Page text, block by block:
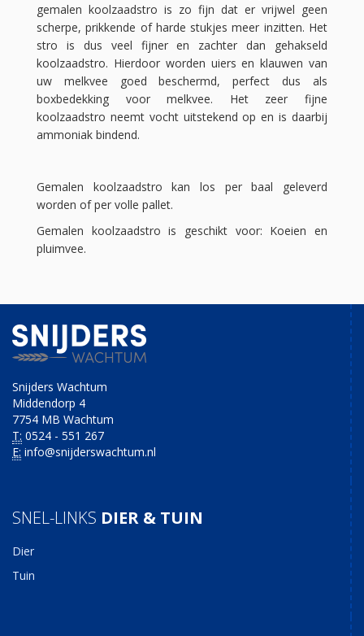
gemalen koolzaadstro is zo fijn dat er vrijwel geen
scherpe, prikkende of harde stukjes meer inzitten. Het
stro is dus veel fijner en zachter dan gehakseld
koolzaadstro. Hierdoor worden uiers en klauwen van
uw melkvee goed beschermd, perfect dus als
boxbedekking voor melkvee. Het zeer fijne
koolzaadstro neemt vocht uitstekend op en is daarbij
ammoniak bindend.
Gemalen koolzaadstro kan los per baal geleverd
worden of per volle pallet.
Gemalen koolzaadstro is geschikt voor: Koeien en
pluimvee.
Snijders Wachtum
Middendorp 4
7754 MB Wachtum
T: 0524 - 551 267
E: info@snijderswachtum.nl
SNEL-LINKS DIER & TUIN
Dier
Tuin